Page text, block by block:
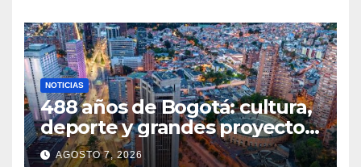
NOTICIAS
488 años de Bogotá: cultura,
deporte y grandes proyectos
marcan el aniversario de la
AGOSTO 7, 2026